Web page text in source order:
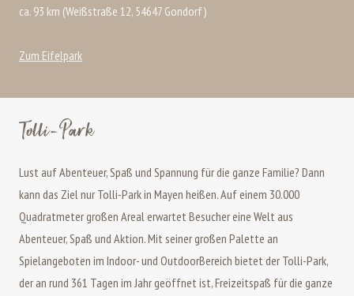
ca. 93 km (Weißstraße 12, 54647 Gondorf)
Zum Eifelpark
Tolli-Park
Lust auf Abenteuer, Spaß und Spannung für die ganze Familie? Dann
kann das Ziel nur Tolli-Park in Mayen heißen. Auf einem 30.000
Quadratmeter großen Areal erwartet Besucher eine Welt aus
Abenteuer, Spaß und Aktion. Mit seiner großen Palette an
Spielangeboten im Indoor- und OutdoorBereich bietet der Tolli-Park,
der an rund 361 Tagen im Jahr geöffnet ist, Freizeitspaß für die ganze